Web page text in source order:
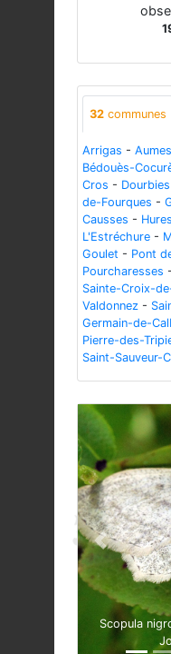
32 communes
Arrigas -
Bédouès-
Cros - Dourbies
de-Fourques -
Causses -
L'Estréchure -
Goulet - Pont
Pourcharesses -
Sainte-Croix-
Valdonnez -
Germain-de-
Pierre-des-
Saint-Sauveur-
Scopula
Previous